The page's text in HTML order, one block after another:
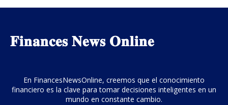
𝐅𝐢𝐧𝐚𝐧𝐜𝐞𝐬 𝐍𝐞𝐰𝐬 𝐎𝐧𝐥𝐢𝐧𝐞
En FinancesNewsOnline, creemos que el conocimiento
financiero es la clave para tomar decisiones inteligentes en un
mundo en constante cambio.